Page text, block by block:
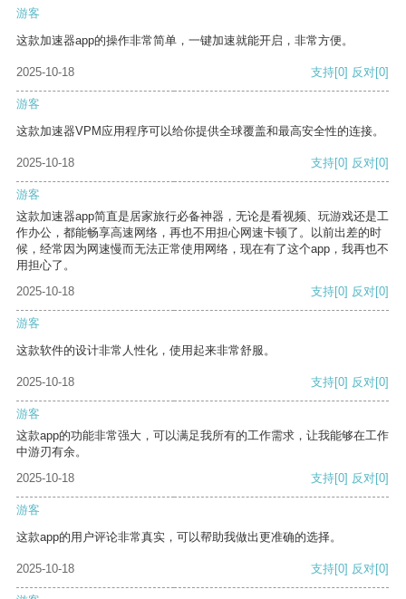
游客
这款加速器app的操作非常简单，一键加速就能开启，非常方便。
2025-10-18 支持[0] 反对[0]
游客
这款加速器VPM应用程序可以给你提供全球覆盖和最高安全性的连接。
2025-10-18 支持[0] 反对[0]
游客
这款加速器app简直是居家旅行必备神器，无论是看视频、玩游戏还是工
作办公，都能畅享高速网络，再也不用担心网速卡顿了。以前出差的时
候，经常因为网速慢而无法正常使用网络，现在有了这个app，我再也不
用担心了。
2025-10-18
支持[0] 反对[0]
游客
这款软件的设计非常人性化，使用起来非常舒服。
2025-10-18 支持[0] 反对[0]
游客
这款app的功能非常强大，可以满足我所有的工作需求，让我能够在工作
中游刃有余。
2025-10-18
支持[0] 反对[0]
游客
这款app的用户评论非常真实，可以帮助我做出更准确的选择。
2025-10-18 支持[0] 反对[0]